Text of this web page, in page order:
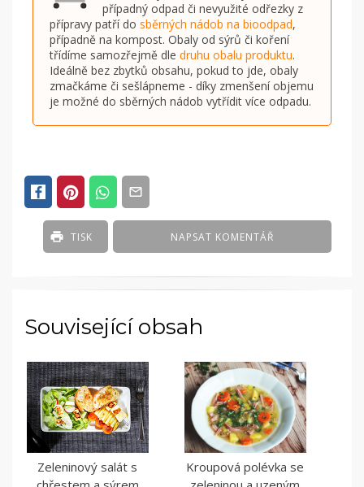
případný odpad či nevyužité odřezky z
přípravy patří do sběrných nádob na bioodpad,
případně na kompost. Obaly od sýrů či koření
třídíme samozřejmě dle druhu obalu produktu.
Ideálně bez zbytků obsahu, pokud to jde, obaly
zmačkáme či sešlápneme - díky zmenšení objemu
je možné do sběrných nádob vytřídit více odpadu.
NAPSAT KOMENTÁŘ
TISK
Související obsah
Zeleninový salát s
Kroupová polévka se